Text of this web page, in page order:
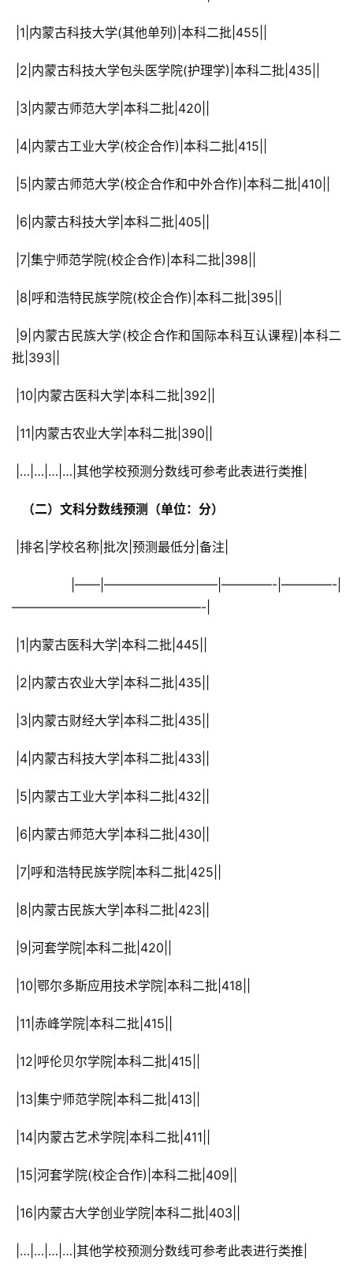
|1|内蒙古科技大学(其他单列)|本科二批|455||
|2|内蒙古科技大学包头医学院(护理学)|本科二批|435||
|3|内蒙古师范大学|本科二批|420||
|4|内蒙古工业大学(校企合作)|本科二批|415||
|5|内蒙古师范大学(校企合作和中外合作)|本科二批|410||
|6|内蒙古科技大学|本科二批|405||
|7|集宁师范学院(校企合作)|本科二批|398||
|8|呼和浩特民族学院(校企合作)|本科二批|395||
批|393||
|10|内蒙古医科大学|本科二批|392||
|11|内蒙古农业大学|本科二批|390||
|…|…|…|…|其他学校预测分数线可参考此表进行类推|
  （二）文科分数线预测（单位：分）
|排名|学校名称|批次|预测最低分|备注|
———————————————-|
|1|内蒙古医科大学|本科二批|445||
|2|内蒙古农业大学|本科二批|435||
|3|内蒙古财经大学|本科二批|435||
|4|内蒙古科技大学|本科二批|433||
|5|内蒙古工业大学|本科二批|432||
|6|内蒙古师范大学|本科二批|430||
|7|呼和浩特民族学院|本科二批|425||
|8|内蒙古民族大学|本科二批|423||
|9|河套学院|本科二批|420||
|10|鄂尔多斯应用技术学院|本科二批|418||
|11|赤峰学院|本科二批|415||
|12|呼伦贝尔学院|本科二批|415||
|13|集宁师范学院|本科二批|413||
|14|内蒙古艺术学院|本科二批|411||
|15|河套学院(校企合作)|本科二批|409||
|16|内蒙古大学创业学院|本科二批|403||
|…|…|…|…|其他学校预测分数线可参考此表进行类推|